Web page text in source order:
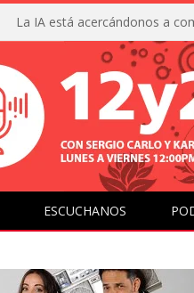
ESCUCHANOS